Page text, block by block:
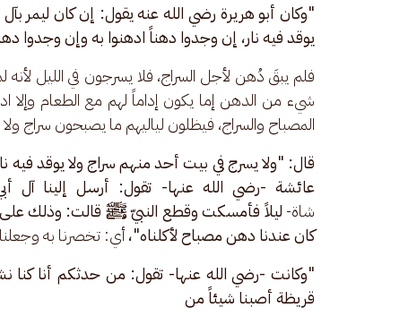
"وكان أبو هريرة رضي الله عنه يقول: إن كان ليمر
يوقد فيه نار، إن وجدوا دهناً ادهنوا به وإن وجدوا
فلم يبقَ دُهن لأجل السراج، فلا يسرجون في الليل
شيء من الدهن إما يكون إداماً لهم مع الطعام
المصباح والسراج، فيظلون لياليهم ما يصبحون سراج
قال: "ولا يسرج في بيت أحد منهم سراج ولا يوقد فيه
عائشة -رضي الله عنها- تقول: أرسل إلينا آل
شاة- ليلاً فأمسكت وقطع النبيّ ﷺ قالت: وذلك
كان عندنا دهن مصباح لأكلناه"، أي: تخصرنا به
"وكانت -رضي الله عنها- تقول: من حدثكم أنا كنا
قريظة أصبنا شيئاً من